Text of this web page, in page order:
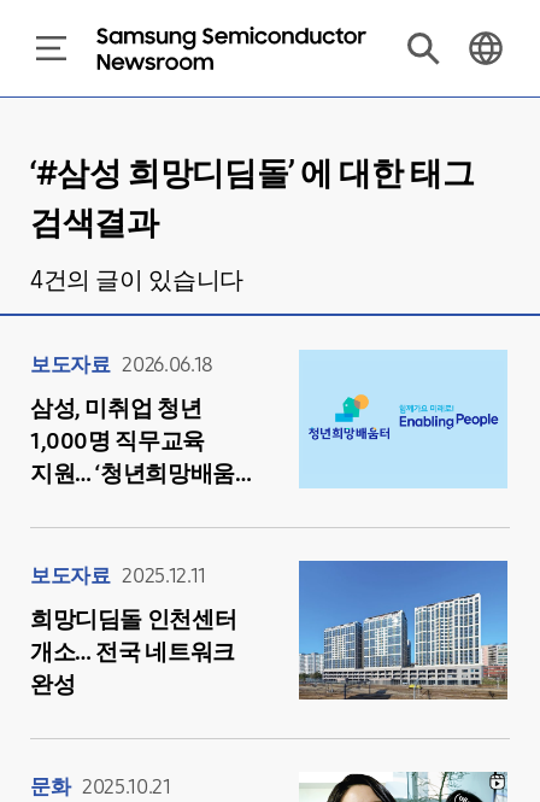
‘#삼성 희망디딤돌’ 에 대한 태그
검색결과
4건의 글이 있습니다
보도자료 2026.06.18
삼성, 미취업 청년
1,000명 직무교육
지원… ‘청년희망배움터’
보도자료 2025.12.11
희망디딤돌 인천센터
개소… 전국 네트워크
완성
문화 2025.10.21